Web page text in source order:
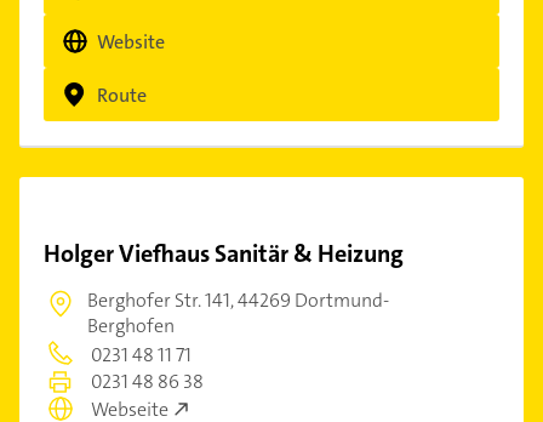
Website
Route
Holger Viefhaus Sanitär & Heizung
Berghofer Str. 141,44269 Dortmund-
Berghofen
0231 48 11 71
0231 48 86 38
Webseite